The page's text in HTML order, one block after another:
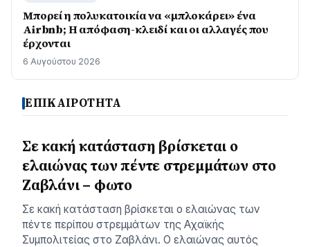
Μπορεί η πολυκατοικία να «μπλοκάρει» ένα
Airbnb; Η απόφαση-κλειδί και οι αλλαγές που
έρχονται
6 Αυγούστου 2026
ΕΠΙΚΑΙΡΟΤΗΤΑ
Σε κακή κατάσταση βρίσκεται ο
ελαιώνας των πέντε στρεμμάτων στο
Ζαβλάνι – φωτο
Σε κακή κατάσταση βρίσκεται ο ελαιώνας των
πέντε περίπου στρεμμάτων της Αχαϊκής
Συμπολιτείας στο Ζαβλάνι. Ο ελαιώνας αυτός